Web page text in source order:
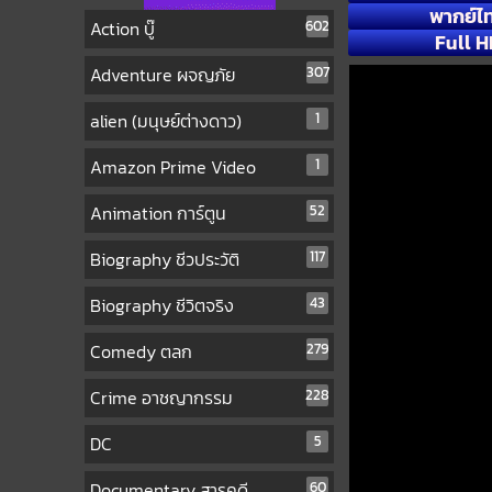
Action บู๊ 602
Adventure ผจญภัย 307
alien (มนุษย์ต่างดาว) 1
Amazon Prime Video 1
Animation การ์ตูน 52
Biography ชีวประวัติ 117
Biography ชีวิตจริง 43
Comedy ตลก 279
Crime อาชญากรรม 228
DC 5
60
พากย์ไ
Full